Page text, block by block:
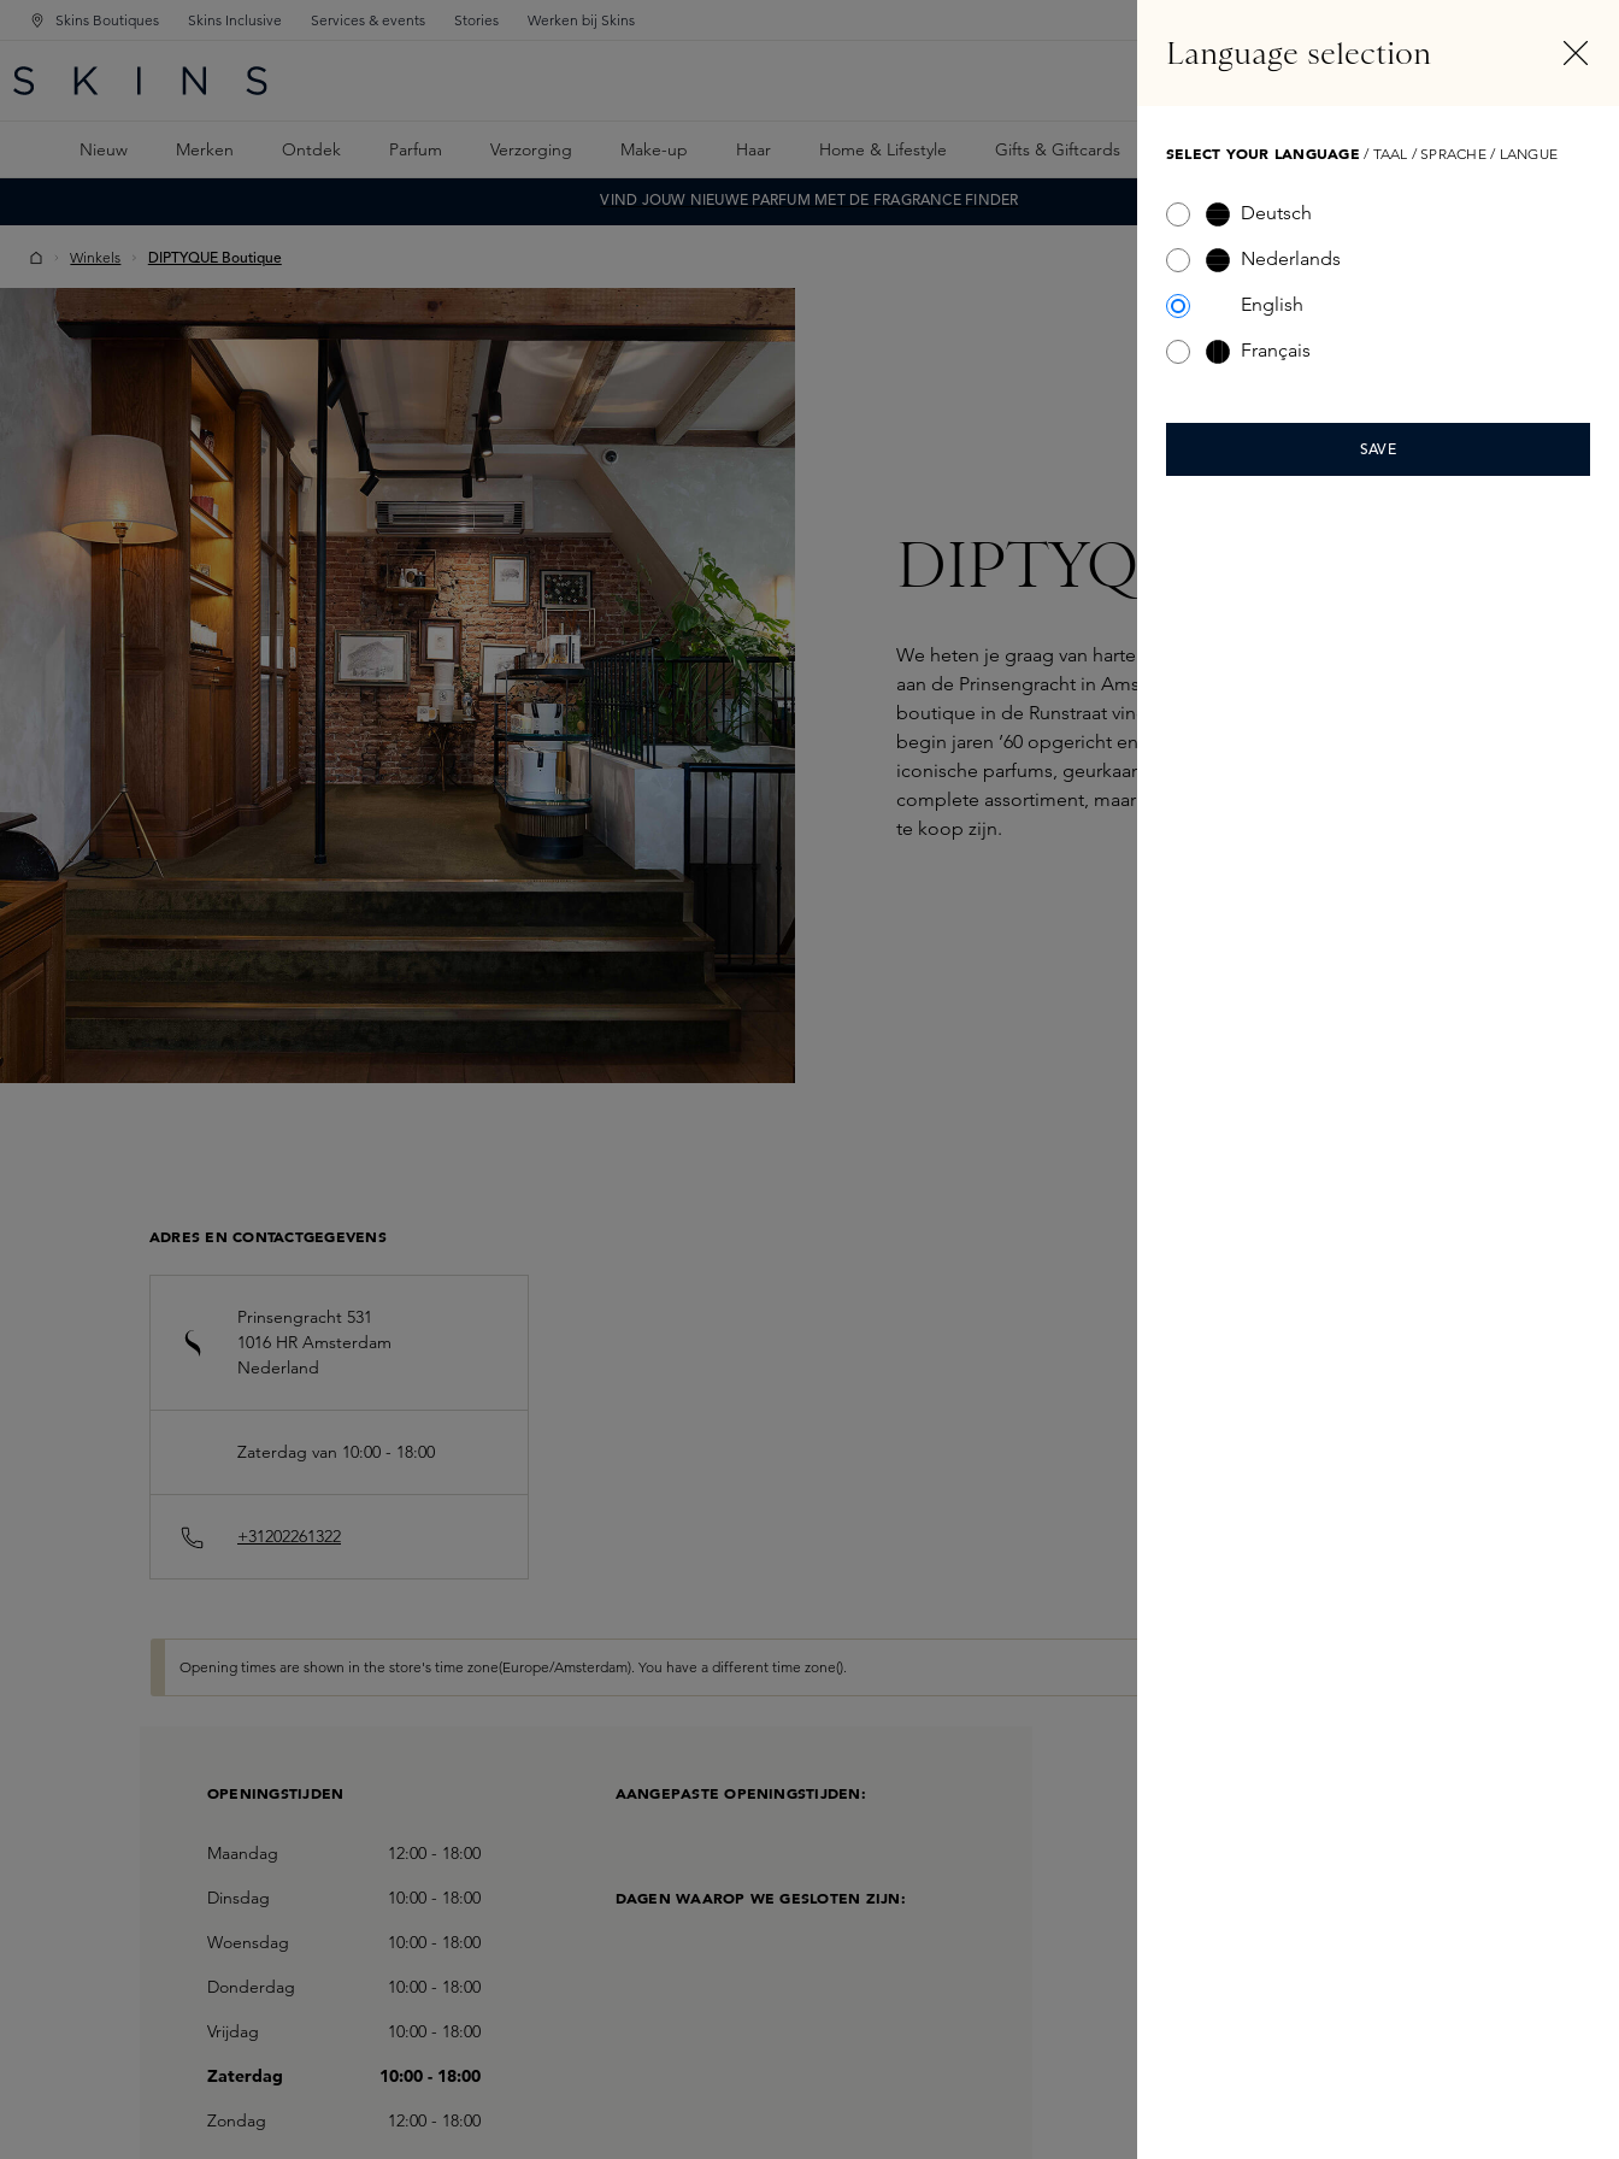
NAVIGATIE
DE HOOFDINHOUD
Skins Boutiques Skins Inclusive Services & events Stories Werken bij Skins
Nieuw Merken Ontdek Parfum Verzorging Make-up Haar Home & Lifestyle Gifts & Giftcards Samples Skins Exclusives Skins Boxen
VIND JOUW NIEUWE PARFUM MET DE FRAGRANCE FINDER
Winkels DIPTYQUE Boutique
DIPTYQUE Boutique
We heten je graag van harte welkom in de prachtige DIPTYQUE Boutique
aan de Prinsengracht in Amsterdam. Op steenworpafstand van de Skins
boutique in de Runstraat vind je hier het cultmerk uit Parijs. diptyque werd
begin jaren ’60 opgericht en is inmiddels wereldberoemd door hun
iconische parfums, geurkaarsen en roomsprays. Niet alleen vind je hier het
complete assortiment, maar ook boutique exclusives, die nergens anders
te koop zijn.
ADRES EN CONTACTGEGEVENS
Prinsengracht 531
1016 HR Amsterdam
Nederland
Zaterdag van 10:00 - 18:00
+31202261322
Opening times are shown in the store's time zone(Europe/Amsterdam). You have a different time zone().
OPENINGSTIJDEN
Maandag 12:00 - 18:00
Dinsdag 10:00 - 18:00
Woensdag 10:00 - 18:00
Donderdag 10:00 - 18:00
Vrijdag 10:00 - 18:00
Zaterdag 10:00 - 18:00
Zondag 12:00 - 18:00
AANGEPASTE OPENINGSTIJDEN:
DAGEN WAAROP WE GESLOTEN ZIJN:
Language selection
SELECT YOUR LANGUAGE / TAAL / SPRACHE / LANGUE
Deutsch
Nederlands
English
Français
SAVE